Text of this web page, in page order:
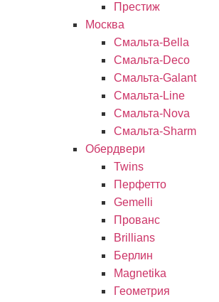
Престиж
Москва
Смальта-Bella
Смальта-Deco
Смальта-Galant
Смальта-Line
Смальта-Nova
Смальта-Sharm
Обердвери
Twins
Перфетто
Gemelli
Прованс
Brillians
Берлин
Magnetika
Геометрия